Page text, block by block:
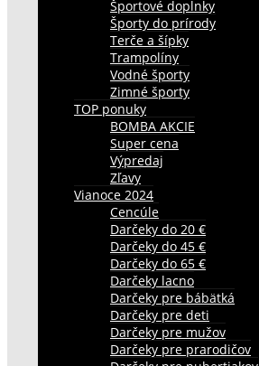
Športové doplnky
Športy do prírody
Terče a šípky
Trampolíny
Vodné športy
Zimné športy
TOP ponuky
BOMBA AKCIE
Super cena
Výpredaj
Zľavy
Vianoce 2024
Cencúle
Darčeky do 20 €
Darčeky do 45 €
Darčeky do 65 €
Darčeky lacno
Darčeky pre bábätká
Darčeky pre deti
Darčeky pre mužov
Darčeky pre prarodičov